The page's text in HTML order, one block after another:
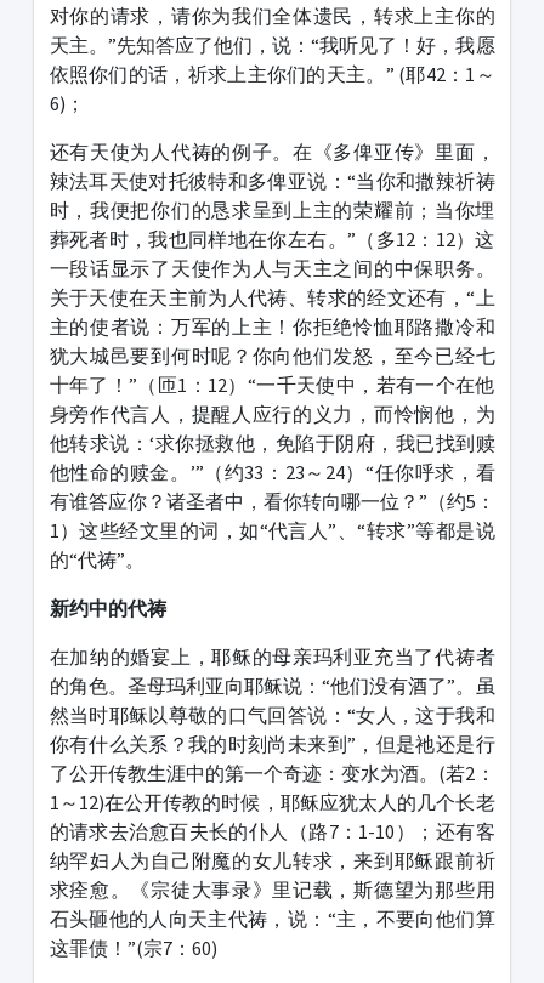
对你的请求，请你为我们全体遗民，转求上主你的
天主。”先知答应了他们，说：“我听见了！好，我愿
依照你们的话，祈求上主你们的天主。” (耶42：1～
6)；
还有天使为人代祷的例子。在《多俾亚传》里面，
辣法耳天使对托彼特和多俾亚说：“当你和撒辣祈祷
时，我便把你们的恳求呈到上主的荣耀前；当你埋
葬死者时，我也同样地在你左右。”（多12：12）这
一段话显示了天使作为人与天主之间的中保职务。
关于天使在天主前为人代祷、转求的经文还有，“上
主的使者说：万军的上主！你拒绝怜恤耶路撒冷和
犹大城邑要到何时呢？你向他们发怒，至今已经七
十年了！”（匝1：12）“一千天使中，若有一个在他
身旁作代言人，提醒人应行的义力，而怜悯他，为
他转求说：‘求你拯救他，免陷于阴府，我已找到赎
他性命的赎金。’”（约33：23～24）“任你呼求，看
有谁答应你？诸圣者中，看你转向哪一位？”（约5：
1）这些经文里的词，如“代言人”、“转求”等都是说
的“代祷”。
新约中的代祷
在加纳的婚宴上，耶稣的母亲玛利亚充当了代祷者
的角色。圣母玛利亚向耶稣说：“他们没有酒了”。虽
然当时耶稣以尊敬的口气回答说：“女人，这于我和
你有什么关系？我的时刻尚未来到”，但是祂还是行
了公开传教生涯中的第一个奇迹：变水为酒。(若2：
1～12)在公开传教的时候，耶稣应犹太人的几个长老
的请求去治愈百夫长的仆人（路7：1-10）；还有客
纳罕妇人为自己附魔的女儿转求，来到耶稣跟前祈
求痊愈。《宗徒大事录》里记载，斯德望为那些用
石头砸他的人向天主代祷，说：“主，不要向他们算
这罪债！”(宗7：60)